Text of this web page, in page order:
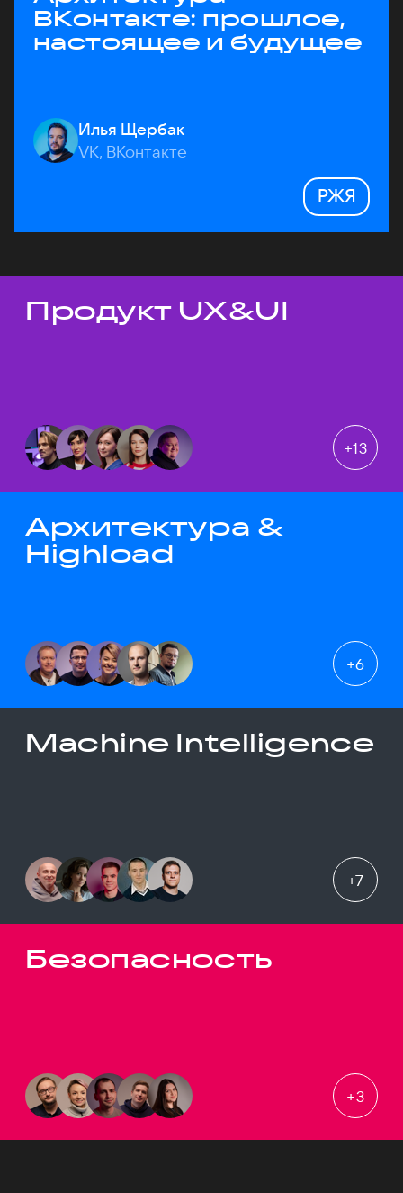
ВКонтакте: прошлое,
настоящее и будущее
Илья Щербак
VK, ВКонтакте
РЖЯ
Темы докладов
Продукт UX&UI
+13
Архитектура &
Highload
+6
Machine Intelligence
+7
Безопасность
+3